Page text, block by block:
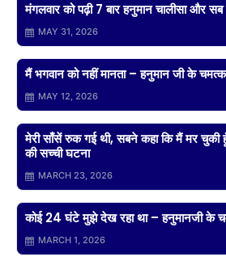
मंगलवार को पढ़ी 7 बार हनुमान चालीसा और
MAY 31, 2026
मैं भगवान को नहीं मानता – हनुमान जी के
MAY 12, 2026
मेरी साँसें रुक गई थी, सबने कहा कि मैं मर चुकी
की सच्ची घटना
MARCH 23, 2026
कोई 24 घंटे मुझे देख रहा था – हनुमानजी के
MARCH 1, 2026